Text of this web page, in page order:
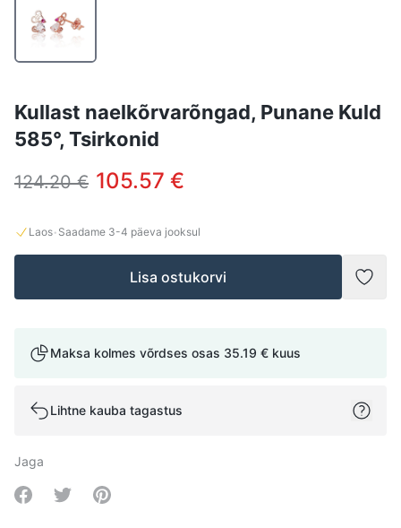
Kullast naelkõrvarõngad, Punane Kuld
585°, Tsirkonid
124.20 € 105.57 €
Laos· Saadame 3-4 päeva jooksul
Lisa ostukorvi
Maksa kolmes võrdses osas 35.19 € kuus
Lihtne kauba tagastus
Jaga
Share on Facebook
Share on Twitter
Share on Pinterest